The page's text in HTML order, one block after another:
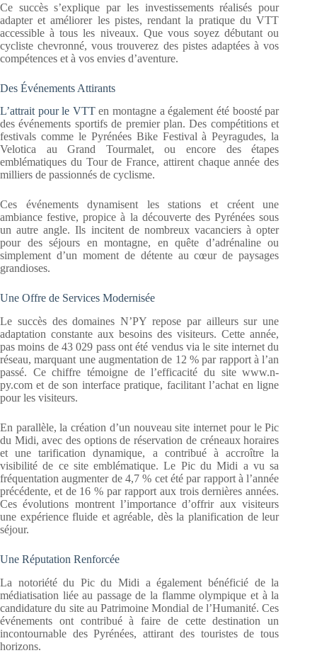
Ce succès s’explique par les investissements réalisés pour
adapter et améliorer les pistes, rendant la pratique du VTT
accessible à tous les niveaux. Que vous soyez débutant ou
cycliste chevronné, vous trouverez des pistes adaptées à vos
compétences et à vos envies d’aventure.
Des Événements Attirants
L’attrait pour le VTTen montagne a également été boosté par
des événements sportifs de premier plan. Des compétitions et
festivals comme le Pyrénées Bike Festival à Peyragudes, la
Velotica au Grand Tourmalet, ou encore des étapes
emblématiques du Tour de France, attirent chaque année des
milliers de passionnés de cyclisme.
Ces événements dynamisent les stations et créent une
ambiance festive, propice à la découverte des Pyrénées sous
un autre angle. Ils incitent de nombreux vacanciers à opter
pour des séjours en montagne, en quête d’adrénaline ou
simplement d’un moment de détente au cœur de paysages
grandioses.
Une Offre de Services Modernisée
Le succès des domaines N’PY repose par ailleurs sur une
adaptation constante aux besoins des visiteurs. Cette année,
pas moins de 43 029 pass ont été vendus via le site internet du
réseau, marquant une augmentation de 12 % par rapport à l’an
passé. Ce chiffre témoigne de l’efficacité du site www.n-
py.com et de son interface pratique, facilitant l’achat en ligne
pour les visiteurs.
En parallèle, la création d’un nouveau site internet pour le Pic
du Midi, avec des options de réservation de créneaux horaires
et une tarification dynamique, a contribué à accroître la
visibilité de ce site emblématique. Le Pic du Midi a vu sa
fréquentation augmenter de 4,7 % cet été par rapport à l’année
précédente, et de 16 % par rapport aux trois dernières années.
Ces évolutions montrent l’importance d’offrir aux visiteurs
une expérience fluide et agréable, dès la planification de leur
séjour.
Une Réputation Renforcée
La notoriété du Pic du Midi a également bénéficié de la
médiatisation liée au passage de la flamme olympique et à la
candidature du site au Patrimoine Mondial de l’Humanité. Ces
événements ont contribué à faire de cette destination un
incontournable des Pyrénées, attirant des touristes de tous
horizons.